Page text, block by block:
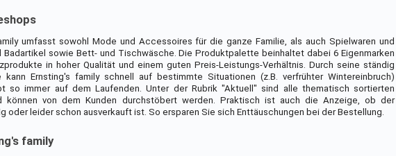
umfasst sowohl Mode und Accessoires für die ganze Familie, als auch Spielwaren und
Badartikel sowie Bett- und Tischwäsche. Die Produktpalette beinhaltet dabei 6 Eigenmarken
in hoher Qualität und einem guten Preis-Leistungs-Verhältnis. Durch seine ständig
kann Ernsting's family schnell auf bestimmte Situationen (z.B. verfrühter Wintereinbruch)
so immer auf dem Laufenden. Unter der Rubrik "Aktuell" sind alle thematisch sortierten
können von dem Kunden durchstöbert werden. Praktisch ist auch die Anzeige, ob der
oder leider schon ausverkauft ist. So ersparen Sie sich Enttäuschungen bei der Bestellung.
family